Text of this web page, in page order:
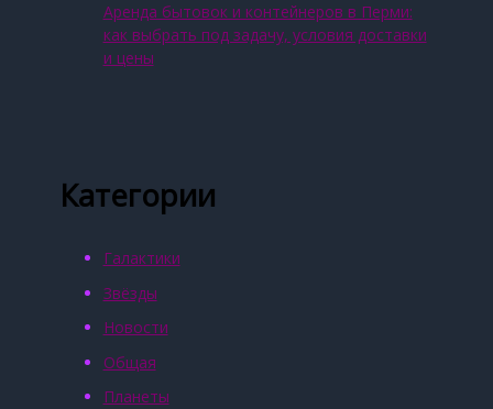
Аренда бытовок и контейнеров в Перми:
как выбрать под задачу, условия доставки
и цены
Категории
Галактики
Звёзды
Новости
Общая
Планеты